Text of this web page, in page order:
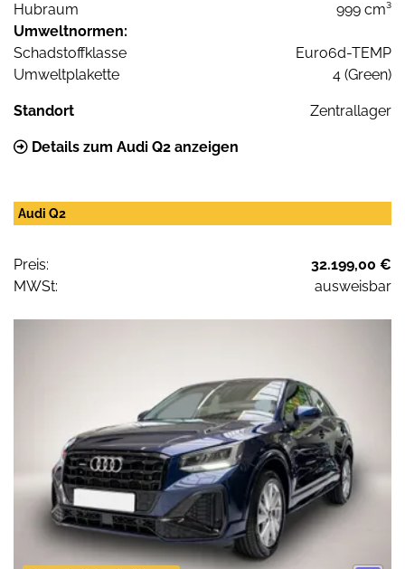
Hubraum
999 cm³
Umweltnormen:
Schadstoffklasse
Euro6d-TEMP
Umweltplakette
4 (Green)
Standort Zentrallager
Details zum Audi Q2 anzeigen
Audi Q2
Preis:
32.199,00 €
MWSt:
ausweisbar